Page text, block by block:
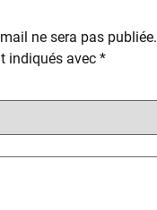
ne sera pas publiée.
indiqués avec *